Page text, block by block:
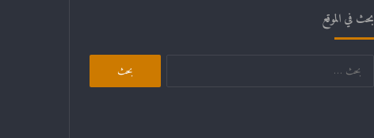
بحث في الموقع
البحث